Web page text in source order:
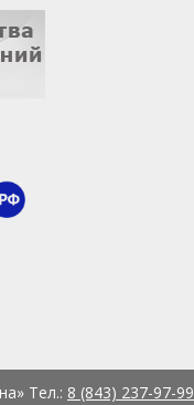
Тел.: 8 (843) 237-97-99